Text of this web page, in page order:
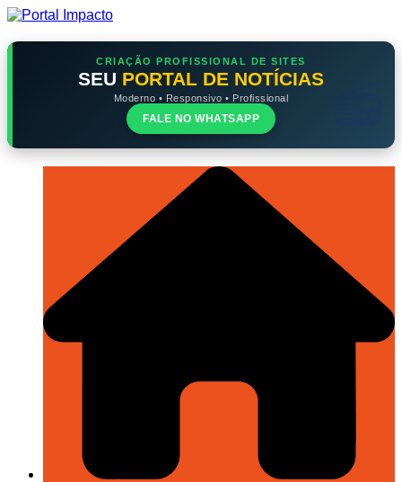
Ir
o
CRIAÇÃO PROFISSIONAL DE SITES
SEU PORTAL DE NOTÍCIAS
Moderno • Responsivo • Profissional
FALE NO WHATSAPP